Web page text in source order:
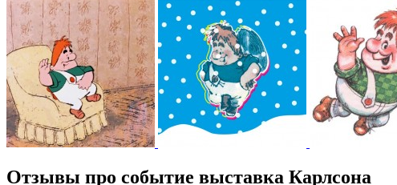
Отзывы про событие выставка Карлсона